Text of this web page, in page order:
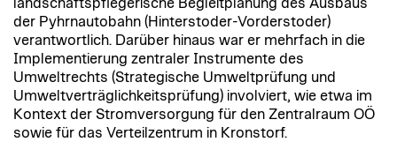
landschaftspflegerische Begleitplanung des Ausbaus
der Pyhrnautobahn (Hinterstoder-Vorderstoder)
verantwortlich. Darüber hinaus war er mehrfach in die
Implementierung zentraler Instrumente des
Umweltrechts (Strategische Umweltprüfung und
Umweltverträglichkeitsprüfung) involviert, wie etwa im
Kontext der Stromversorgung für den Zentralraum OÖ
sowie für das Verteilzentrum in Kronstorf.